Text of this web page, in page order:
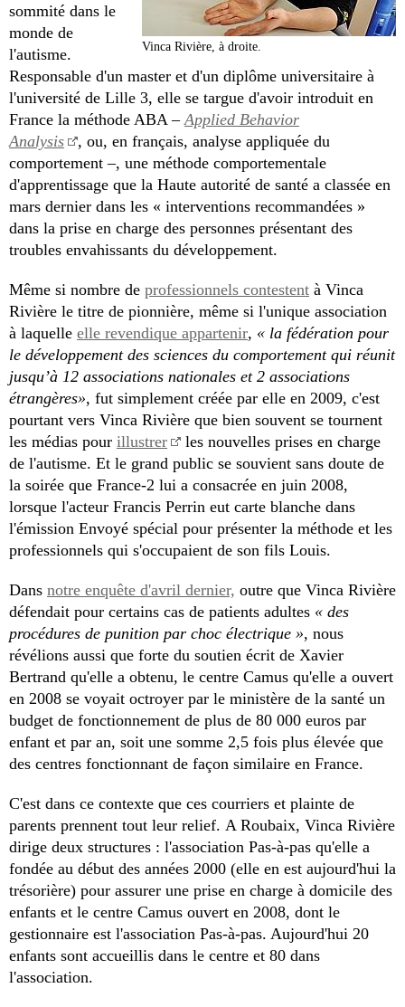
Vinca Rivière, à droite.
sommité dans le
monde de
l'autisme.
Responsable d'un master et d'un diplôme universitaire à
l'université de Lille 3, elle se targue d'avoir introduit en
France la méthode ABA –Applied Behavior
Analysis
, ou, en français, analyse appliquée du
comportement –, une méthode comportementale
d'apprentissage que la Haute autorité de santé a classée en
mars dernier dans les « interventions recommandées »
dans la prise en charge des personnes présentant des
troubles envahissants du développement.
Même si nombre de professionnels contestent à Vinca
Rivière le titre de pionnière, même si l'unique association
à laquelle elle revendique appartenir, « la fédération pour
le développement des sciences du comportement qui réunit
jusqu’à 12 associations nationales et 2 associations
étrangères», fut simplement créée par elle en 2009, c'est
pourtant vers Vinca Rivière que bien souvent se tournent
les médias pour illustrer
les nouvelles prises en charge
de l'autisme. Et le grand public se souvient sans doute de
la soirée que France-2 lui a consacrée en juin 2008,
lorsque l'acteur Francis Perrin eut carte blanche dans
l'émission Envoyé spécial pour présenter la méthode et les
professionnels qui s'occupaient de son fils Louis.
Dans notre enquête d'avril dernier, outre que Vinca Rivière
défendait pour certains cas de patients adultes « des
procédures de punition par choc électrique », nous
révélions aussi que forte du soutien écrit de Xavier
Bertrand qu'elle a obtenu, le centre Camus qu'elle a ouvert
en 2008 se voyait octroyer par le ministère de la santé un
budget de fonctionnement de plus de 80 000 euros par
enfant et par an, soit une somme 2,5 fois plus élevée que
des centres fonctionnant de façon similaire en France.
C'est dans ce contexte que ces courriers et plainte de
parents prennent tout leur relief. A Roubaix, Vinca Rivière
dirige deux structures : l'association Pas-à-pas qu'elle a
fondée au début des années 2000 (elle en est aujourd'hui la
trésorière) pour assurer une prise en charge à domicile des
enfants et le centre Camus ouvert en 2008, dont le
gestionnaire est l'association Pas-à-pas. Aujourd'hui 20
enfants sont accueillis dans le centre et 80 dans
l'association.